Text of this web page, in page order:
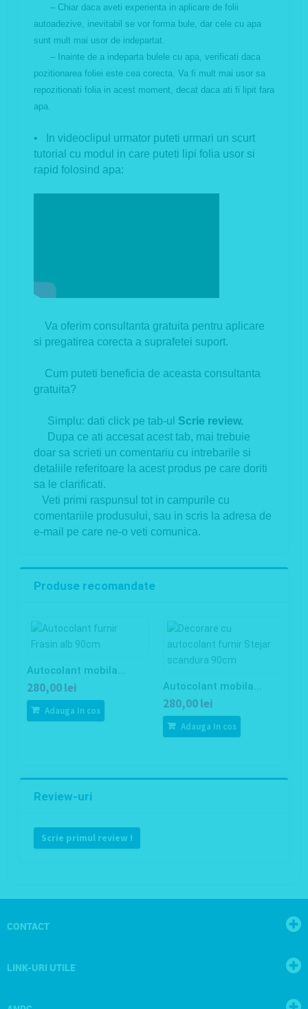
– Chiar daca aveti experienta in aplicare de folii
autoadezive, inevitabil se vor forma bule, dar cele cu apa
sunt mult mai usor de indepartat.
– Inainte de a indeparta bulele cu apa, verificati daca
pozitionarea foliei este cea corecta. Va fi mult mai usor sa
repozitionati folia in acest moment, decat daca ati fi lipit fara
apa.
• In videoclipul urmator puteti urmari un scurt
tutorial cu modul in care puteti lipi folia usor si
rapid folosind apa:
Va oferim consultanta gratuita pentru aplicare
si pregatirea corecta a suprafetei suport.
Cum puteti beneficia de aceasta consultanta
gratuita?
Simplu: dati click pe tab-ul Scrie review.
Dupa ce ati accesat acest tab, mai trebuie
doar sa scrieti un comentariu cu intrebarile si
detaliile referitoare la acest produs pe care doriti
sa le clarificati.
Veti primi raspunsul tot in campurile cu
comentariile produsului, sau in scris la adresa de
e-mail pe care ne-o veti comunica.
Produse recomandate
Autocolant mobila...
280,00 lei
Adauga In cos
Autocolant mobila...
280,00 lei
Adauga In cos
Review-uri
Scrie primul review !
CONTACT
LINK-URI UTILE